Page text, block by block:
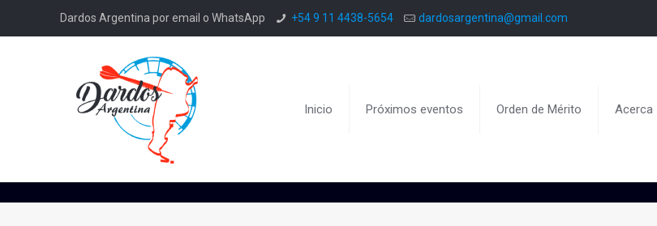
Dardos Argentina por email o WhatsApp +54 9 11 4438-5654 dardosargentina@gmail.com
Inicio Próximos eventos Orden de Mérito Acerca